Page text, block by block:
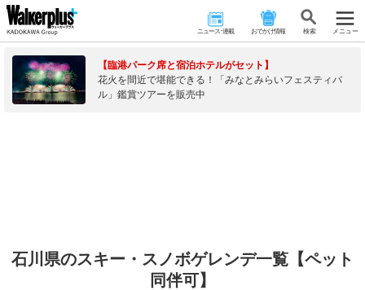
ニュース･連載 おでかけ情報 検 索 メニュー
【臨港パーク席と宿泊ホテルがセット】
花火を間近で堪能できる！「みなとみらいフェスティバ
ル」鑑賞ツアーを販売中
石川県のスキー・スノボゲレンデ一覧【ペット
同伴可】